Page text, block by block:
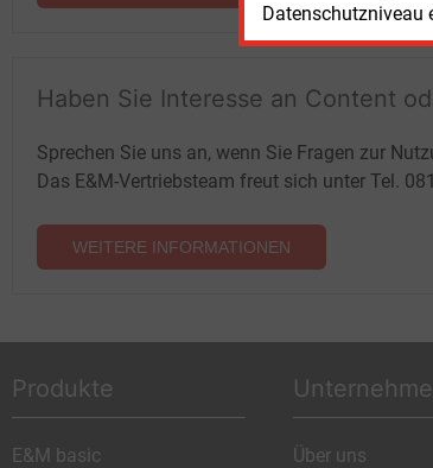
Datenschutzniveau
Haben Sie Interesse an Content
Sprechen Sie uns an, wenn Sie Fragen zur
Das E&M-Vertriebsteam freut sich unter Tel.
WEITERE INFORMATIONEN
Produkte
E&M basic Über uns